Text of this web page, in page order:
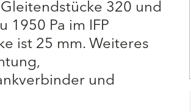
320 und
Pa im IFP
ist 25 mm. Weiteres
und